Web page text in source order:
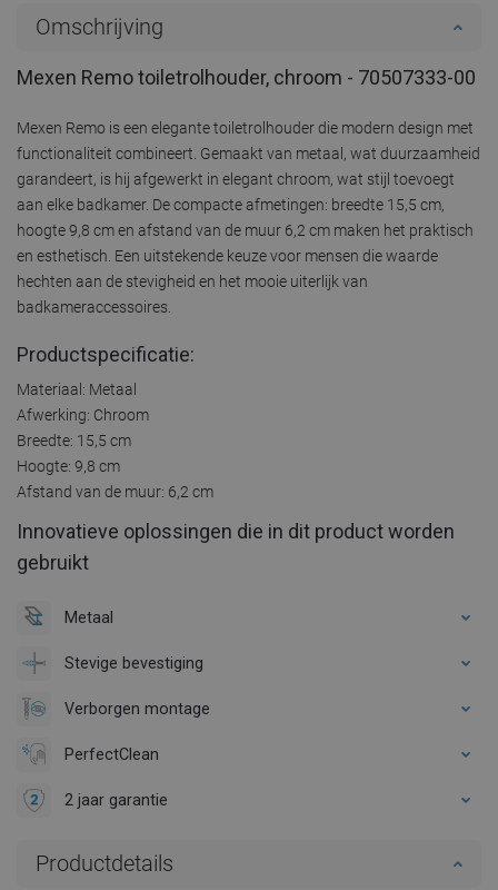
Omschrijving
Mexen Remo toiletrolhouder, chroom - 70507333-00
Mexen Remo is een elegante toiletrolhouder die modern design met
functionaliteit combineert. Gemaakt van metaal, wat duurzaamheid
garandeert, is hij afgewerkt in elegant chroom, wat stijl toevoegt
aan elke badkamer. De compacte afmetingen: breedte 15,5 cm,
hoogte 9,8 cm en afstand van de muur 6,2 cm maken het praktisch
en esthetisch. Een uitstekende keuze voor mensen die waarde
hechten aan de stevigheid en het mooie uiterlijk van
badkameraccessoires.
Productspecificatie:
Materiaal: Metaal
Afwerking: Chroom
Breedte: 15,5 cm
Hoogte: 9,8 cm
Afstand van de muur: 6,2 cm
Innovatieve oplossingen die in dit product worden
gebruikt
Metaal
Stevige bevestiging
Verborgen montage
PerfectClean
2 jaar garantie
Productdetails